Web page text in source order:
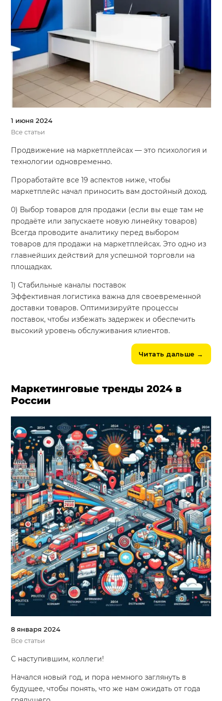
1 июня 2024
Все статьи
Продвижение на маркетплейсах — это психология и
технологии одновременно.
Проработайте все 19 аспектов ниже, чтобы
маркетплейс начал приносить вам достойный доход.
0) Выбор товаров для продажи (если вы еще там не
продаёте или запускаете новую линейку товаров)
Всегда проводите аналитику перед выбором
товаров для продажи на маркетплейсах. Это одно из
главнейших действий для успешной торговли на
площадках.
1) Стабильные каналы поставок
Эффективная логистика важна для своевременной
доставки товаров. Оптимизируйте процессы
поставок, чтобы избежать задержек и обеспечить
высокий уровень обслуживания клиентов.
Читать дальше →
Маркетинговые тренды 2024 в
России
8 января 2024
Все статьи
С наступившим, коллеги!
Начался новый год, и пора немного заглянуть в
будущее, чтобы понять, что же нам ожидать от года